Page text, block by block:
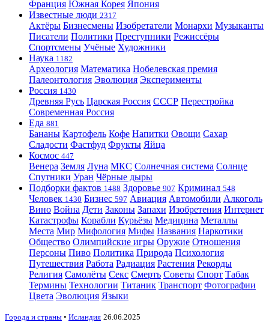
Франция Южная Корея Япония
Известные люди 2317
Актёры Бизнесмены Изобретатели Монархи Музыканты
Писатели Политики Преступники Режиссёры
Спортсмены Учёные Художники
Наука 1182
Археология Математика Нобелевская премия
Палеонтология Эволюция Эксперименты
Россия 1430
Древняя Русь Царская Россия СССР Перестройка
Современная Россия
Еда 881
Бананы Картофель Кофе Напитки Овощи Сахар
Сладости Фастфуд Фрукты Яйца
Космос 447
Венера Земля Луна МКС Солнечная система Солнце
Спутники Уран Чёрные дыры
Подборки фактов 1488 Здоровье 907 Криминал 548
Человек 1430 Бизнес 597 Авиация Автомобили Алкоголь
Вино Война Дети Законы Запахи Изобретения Интернет
Катастрофы Корабли Курьёзы Медицина Металлы
Места Мир Мифология Мифы Названия Наркотики
Общество Олимпийские игры Оружие Отношения
Персоны Пиво Политика Природа Психология
Путешествия Работа Радиация Растения Рекорды
Религия Самолёты Секс Смерть Советы Спорт Табак
Термины Технологии Титаник Транспорт Фотографии
Цвета Эволюция Языки
Города и страны • Исландия 26.06.2025